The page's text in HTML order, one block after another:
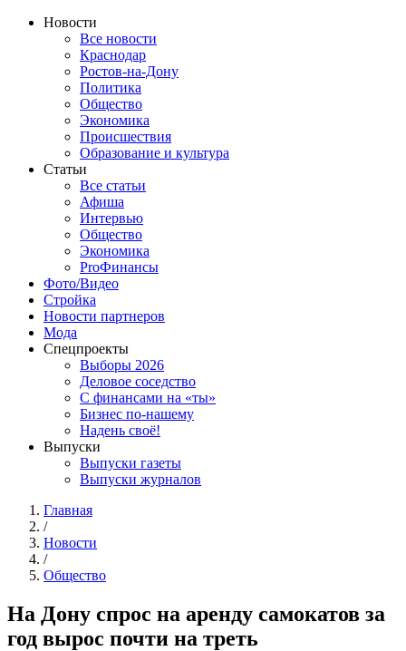
Новости
Все новости
Краснодар
Ростов-на-Дону
Политика
Общество
Экономика
Происшествия
Образование и культура
Статьи
Все статьи
Афиша
Интервью
Общество
Экономика
ProФинансы
Фото/Видео
Стройка
Новости партнеров
Мода
Спецпроекты
Выборы 2026
Деловое соседство
С финансами на «ты»
Бизнес по-нашему
Надень своё!
Выпуски
Выпуски газеты
Выпуски журналов
Главная
/
Новости
/
Общество
На Дону спрос на аренду самокатов за
год вырос почти на треть